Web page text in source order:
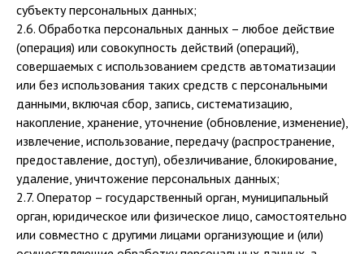
субъекту персональных данных;
2.6. Обработка персональных данных – любое действие
(операция) или совокупность действий (операций),
совершаемых с использованием средств автоматизации
или без использования таких средств с персональными
данными, включая сбор, запись, систематизацию,
накопление, хранение, уточнение (обновление, изменение),
извлечение, использование, передачу (распространение,
предоставление, доступ), обезличивание, блокирование,
удаление, уничтожение персональных данных;
2.7. Оператор – государственный орган, муниципальный
орган, юридическое или физическое лицо, самостоятельно
или совместно с другими лицами организующие и (или)